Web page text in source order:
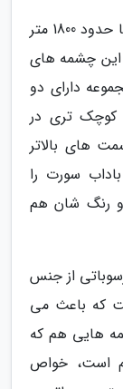
ارتفاع چشمه های باداب سورت از سطح دریا حدود 1800 متر
این چشمه های
دارای دو
تری در
های بالاتر
سورت را
و رنگ شان هم
از جنس
که باعث می
هایی هم که
است، خواص